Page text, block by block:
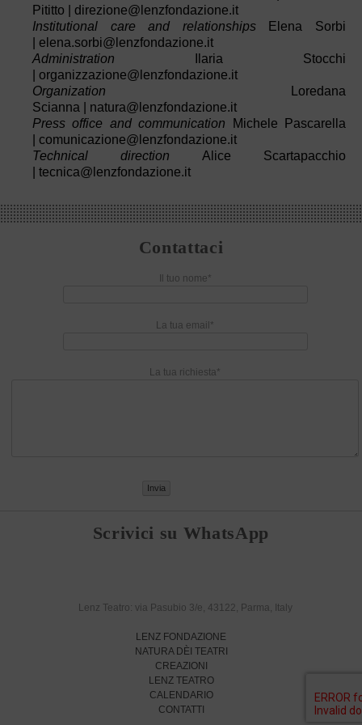
Pititto | direzione@lenzfondazione.it
Institutional care and relationships
Elena Sorbi
elena.sorbi@lenzfondazione.it
Administration
Ilaria Stocchi
organizzazione@lenzfondazione.it
Organization
Loredana
Scianna | natura@lenzfondazione.it
Press office and communication
Michele Pascarella
comunicazione@lenzfondazione.it
Technical direction Alice Scartapacchio
tecnica@lenzfondazione.it
Contattaci
Il tuo nome*
La tua email*
La tua richiesta*
Scrivici su WhatsApp
Lenz Teatro: via Pasubio 3/e, 43122, Parma, Italy
LENZ FONDAZIONE
NATURA DÈI TEATRI
CREAZIONI
LENZ TEATRO
CALENDARIO
CONTATTI